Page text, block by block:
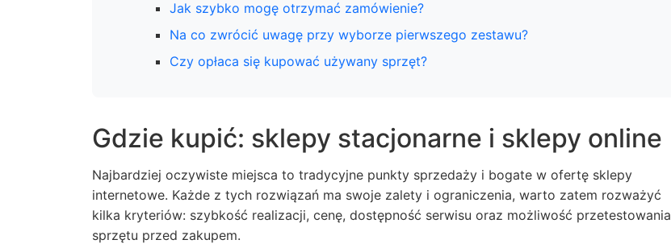
Jak szybko mogę otrzymać zamówienie?
Na co zwrócić uwagę przy wyborze pierwszego zestawu?
Czy opłaca się kupować używany sprzęt?
Gdzie kupić: sklepy stacjonarne i sklepy online
Najbardziej oczywiste miejsca to tradycyjne punkty sprzedaży i bogate w ofertę sklepy
internetowe. Każde z tych rozwiązań ma swoje zalety i ograniczenia, warto zatem rozważyć
kilka kryteriów: szybkość realizacji, cenę, dostępność serwisu oraz możliwość przetestowania
sprzętu przed zakupem.